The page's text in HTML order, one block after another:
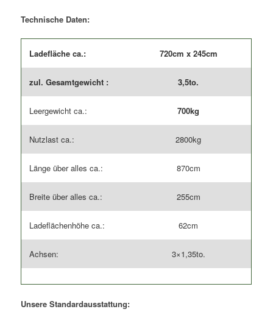
Technische Daten:
Ladefläche ca.: 720cm x 245cm
zul. Gesamtgewicht : 3,5to.
Leergewicht ca.: 700kg
Nutzlast ca.: 2800kg
Länge über alles ca.: 870cm
Breite über alles ca.: 255cm
Ladeflächenhöhe ca.: 62cm
Achsen: 3×1,35to.
Unsere Standardausstattung: